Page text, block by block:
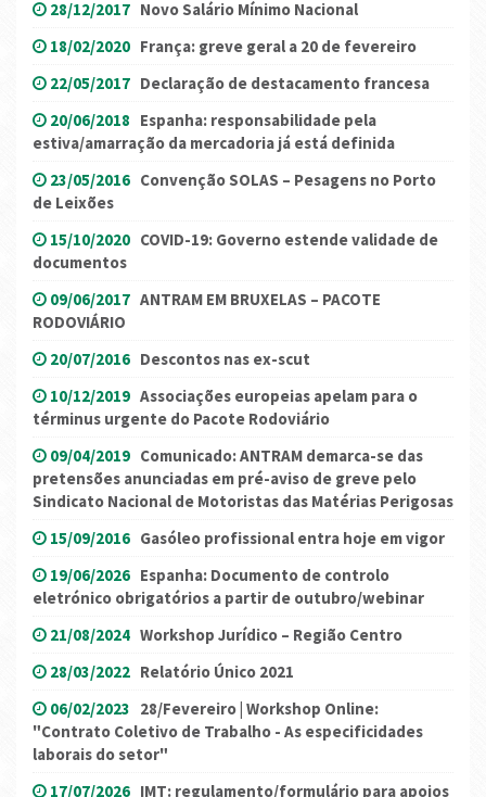
28/12/2017 Novo Salário Mínimo Nacional
18/02/2020 França: greve geral a 20 de fevereiro
22/05/2017 Declaração de destacamento francesa
20/06/2018 Espanha: responsabilidade pela
estiva/amarração da mercadoria já está definida
23/05/2016 Convenção SOLAS – Pesagens no Porto
de Leixões
15/10/2020 COVID-19: Governo estende validade de
documentos
09/06/2017 ANTRAM EM BRUXELAS – PACOTE
RODOVIÁRIO
20/07/2016 Descontos nas ex-scut
10/12/2019 Associações europeias apelam para o
términus urgente do Pacote Rodoviário
09/04/2019 Comunicado: ANTRAM demarca-se das
pretensões anunciadas em pré-aviso de greve pelo
Sindicato Nacional de Motoristas das Matérias Perigosas
15/09/2016 Gasóleo profissional entra hoje em vigor
19/06/2026 Espanha: Documento de controlo
eletrónico obrigatórios a partir de outubro/webinar
21/08/2024 Workshop Jurídico – Região Centro
28/03/2022 Relatório Único 2021
06/02/2023 28/Fevereiro | Workshop Online:
"Contrato Coletivo de Trabalho - As especificidades
laborais do setor"
17/07/2026 IMT: regulamento/formulário para apoios